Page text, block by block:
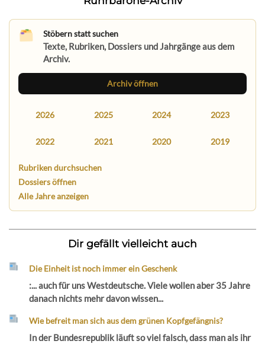
Stöbern statt suchen
Texte, Rubriken, Dossiers und Jahrgänge aus dem
Archiv.
Archiv öffnen
2026 2025 2024 2023
2022 2021 2020 2019
Rubriken durchsuchen
Dossiers öffnen
Alle Jahre anzeigen
Dir gefällt vielleicht auch
Die Einheit ist noch immer ein Geschenk
:... auch für uns Westdeutsche. Viele wollen aber 35 Jahre
danach nichts mehr davon wissen...
Wie befreit man sich aus dem grünen Kopfgefängnis?
In der Bundesrepublik läuft so viel falsch, dass man als ihr